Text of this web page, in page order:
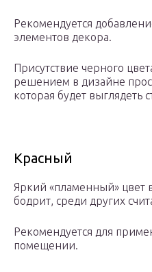
Рекомендуется
элементов декора.
Присутствие черного
решением в дизайне
которая будет выглядеть
Красный
Яркий «пламенный» цвет
бодрит, среди других
Рекомендуется для
помещении.